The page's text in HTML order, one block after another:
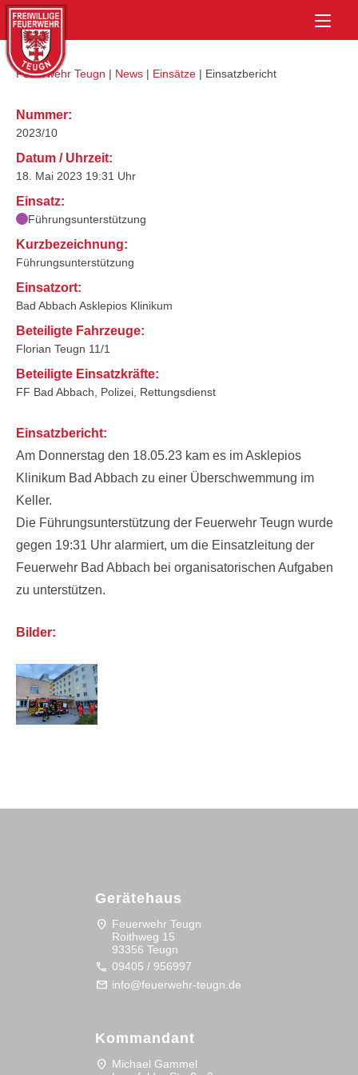
Skip
content
Home
Feuerwehr Teugn | News | Einsätze | Einsatzbericht
Nummer:
2023/10
Datum / Uhrzeit:
18. Mai 2023 19:31 Uhr
Einsatz:
Führungsunterstützung
Kurzbezeichnung:
Führungsunterstützung
Einsatzort:
Bad Abbach Asklepios Klinikum
Beteiligte Fahrzeuge:
Florian Teugn 11/1
Beteiligte Einsatzkräfte:
FF Bad Abbach, Polizei, Rettungsdienst
Einsatzbericht:
Am Donnerstag den 18.05.23 kam es im Asklepios
Klinikum Bad Abbach zu einer Überschwemmung im
Keller.
Die Führungsunterstützung der Feuerwehr Teugn wurde
gegen 19:31 Uhr alarmiert, um die Einsatzleitung der
Feuerwehr Bad Abbach bei organisatorischen Aufgaben
zu unterstützen.
Bilder:
Gerätehaus
location_on Feuerwehr Teugn
Roithweg 15
93356 Teugn
call 09405 / 956997
mail info@feuerwehr-teugn.de
Kommandant
location_on Michael Gammel